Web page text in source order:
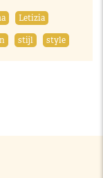
Letizia
stijl style